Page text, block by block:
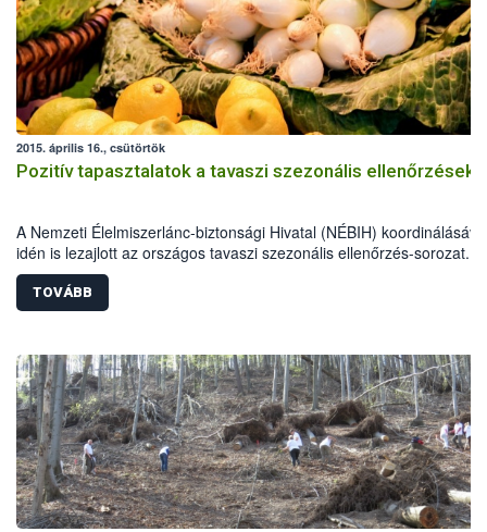
2015. április 16., csütörtök
Pozitív tapasztalatok a tavaszi szezonális
A Nemzeti Élelmiszerlánc-biztonsági Hivatal (NÉBIH)
idén is lezajlott az országos tavaszi szezonális ellenőrzés-sorozat.
élelmiszerlánc-biztonsági szakemberek szűk egy hónap alatt több
800 ellenőrzést végeztek, 69 alkalommal figyelmeztetést és
esetben bírságot szabtak ki.
TOVÁBB